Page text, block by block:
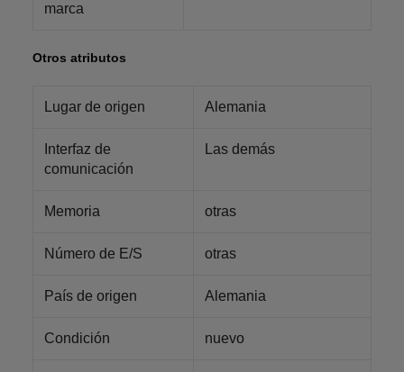
marca
Otros atributos
Lugar de origen Alemania
Interfaz de
comunicación
Las demás
Memoria otras
Número de E/S otras
País de origen Alemania
Condición nuevo